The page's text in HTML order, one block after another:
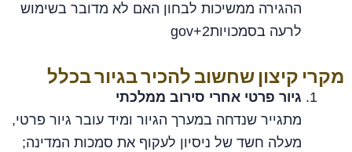
ההגירה ממשיכות לבחון האם לא מדובר בשימוש
לרעה בסמכויותgov+2
מקרי קיצון שחשוב להכיר בגיור בכלל
גיור פרטי אחרי סירוב ממלכתי
מתגייר שנדחה במערך הגיור ומיד עובר גיור פרטי,
מעלה חשד של ניסיון לעקוף את סמכות המדינה;